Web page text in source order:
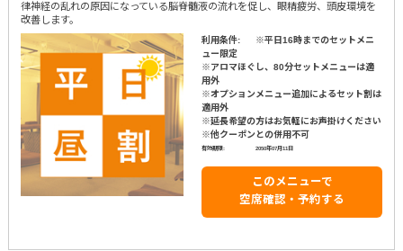
律神経の乱れの原因になっている脳脊髄液の流れを促し、眼精疲労、頭皮環境を
改善します。
利用条件:
※平日16時までのセットメニ
ュー限定
※アロマほぐし、80分セットメニューは適
用外
※オプションメニュー追加によるセット割は
適用外
※延長希望の方はお気軽にお声掛けください
※他クーポンとの併用不可
有効期限: 2050年07月11日
このメニューで
空席確認・予約する